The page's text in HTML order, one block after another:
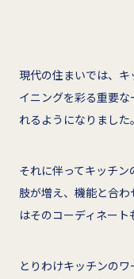
現代の住まいでは、
イニングを彩る重要
れるようになりました。
それに伴ってキッチ
肢が増え、機能と合
はそのコーディネート
とりわけキッチンの